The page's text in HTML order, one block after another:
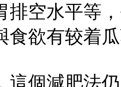
排空水平等
食欲有较着
這個減肥法